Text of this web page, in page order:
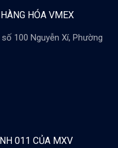
HÓA VMEX
100 Nguyễn Xí, Phường
011 CỦA MXV